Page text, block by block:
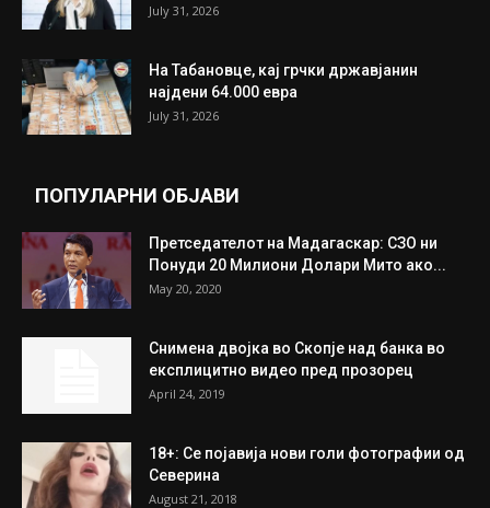
July 31, 2026
На Табановце, кај грчки државјанин
најдени 64.000 евра
July 31, 2026
ПОПУЛАРНИ ОБЈАВИ
Претседателот на Мадагаскар: СЗО ни
Понуди 20 Милиони Долари Мито ако...
May 20, 2020
Снимена двојка во Скопје над банка во
експлицитно видео пред прозорец
April 24, 2019
18+: Се појавија нови голи фотографии од
Северина
August 21, 2018